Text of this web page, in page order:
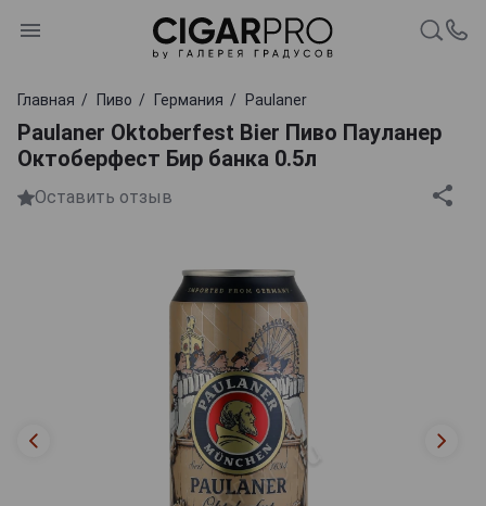
Главная Пиво Германия Paulaner
Paulaner Oktoberfest Bier Пиво Пауланер
Октоберфест Бир банка 0.5л
Оставить отзыв